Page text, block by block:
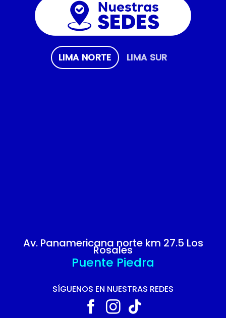
LIMA NORTE LIMA SUR
Av. Panamericana norte km 27.5 Los
Rosales
Puente Piedra
SÍGUENOS EN NUESTRAS REDES